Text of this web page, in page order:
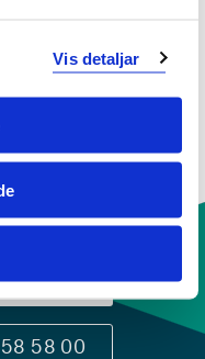
Vis detaljar
58 00